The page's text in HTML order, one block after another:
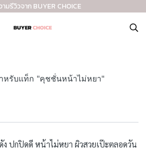
มรีวิวจาก BUYER CHOICE
หรับแท็ก "คุชชั่นหน้าไม่หยา"
ปกปิดดี หน้าไม่หยา ผิวสวยเป๊ะตลอดวัน